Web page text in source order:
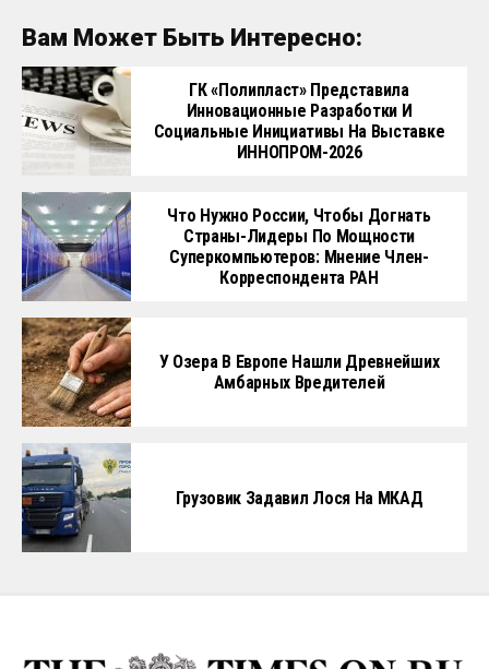
Вам Может Быть Интересно:
ГК «Полипласт» Представила
Инновационные Разработки И
Социальные Инициативы На Выставке
ИННОПРОМ-2026
Что Нужно России, Чтобы Догнать
Страны-Лидеры По Мощности
Суперкомпьютеров: Мнение Член-
Корреспондента РАН
У Озера В Европе Нашли Древнейших
Амбарных Вредителей
Грузовик Задавил Лося На МКАД